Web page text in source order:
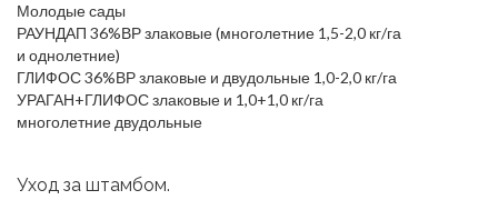
Молодые сады
РАУНДАП 36%ВР злаковые (многолетние 1,5-2,0 кг/га
и однолетние)
ГЛИФОС 36%ВР злаковые и двудольные 1,0-2,0 кг/га
УРАГАН+ГЛИФОС злаковые и 1,0+1,0 кг/га
многолетние двудольные
Уход за штамбом.